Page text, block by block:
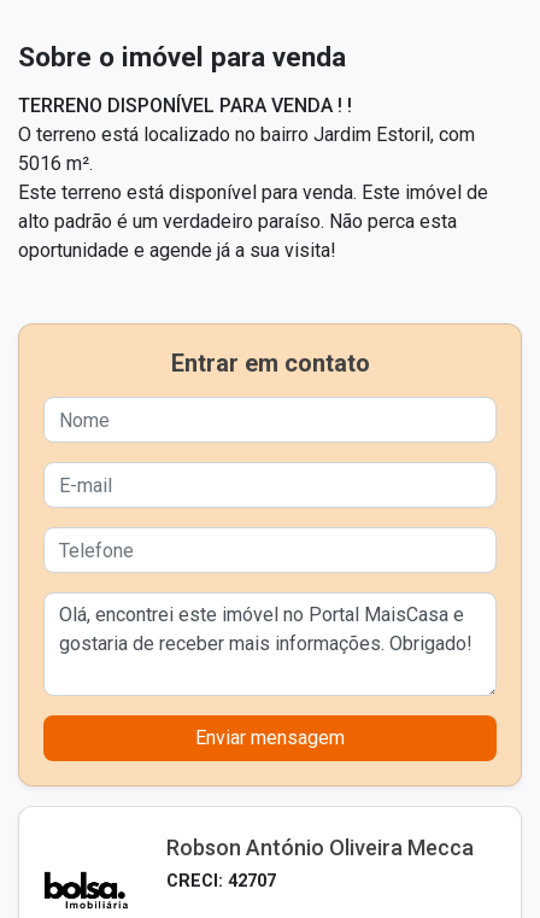
Sobre o imóvel para venda
TERRENO DISPONÍVEL PARA VENDA ! !
O terreno está localizado no bairro Jardim Estoril, com
5016 m².
Este terreno está disponível para venda. Este imóvel de
alto padrão é um verdadeiro paraíso. Não perca esta
oportunidade e agende já a sua visita!
Entrar em contato
Enviar mensagem
Robson António Oliveira Mecca
CRECI: 42707